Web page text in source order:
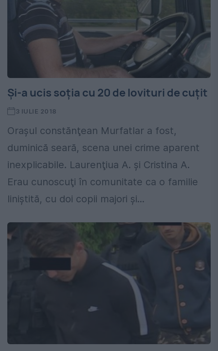
Şi-a ucis soţia cu 20 de lovituri de cuţit
3 IULIE 2018
Oraşul constănţean Murfatlar a fost,
duminică seară, scena unei crime aparent
inexplicabile. Laurenţiua A. și Cristina A.
Erau cunoscuţi în comunitate ca o familie
liniştită, cu doi copii majori şi...